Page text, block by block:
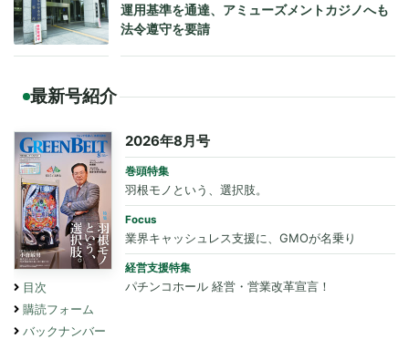
運用基準を通達、アミューズメントカジノへも
法令遵守を要請
最新号紹介
目次
購読フォーム
バックナンバー
2026年8月号
巻頭特集
羽根モノという、選択肢。
Focus
業界キャッシュレス支援に、GMOが名乗り
経営支援特集
パチンコホール 経営・営業改革宣言！